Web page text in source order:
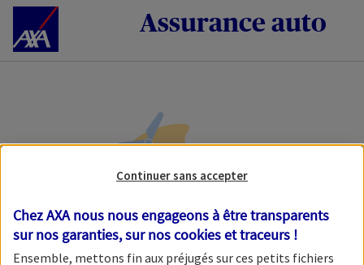
Accéder au Contenu Assurance auto
Veuillez patienter, nous
chargeons l'étape initiale.
Continuer sans accepter
Chez AXA nous nous engageons à être transparents
sur nos garanties, sur noscookies et traceurs !
Ensemble, mettons fin aux préjugés sur ces petits fichiers